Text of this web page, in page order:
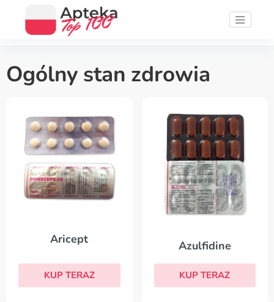
Ogólny stan zdrowia
Aricept
KUP TERAZ
Azulfidine
KUP TERAZ